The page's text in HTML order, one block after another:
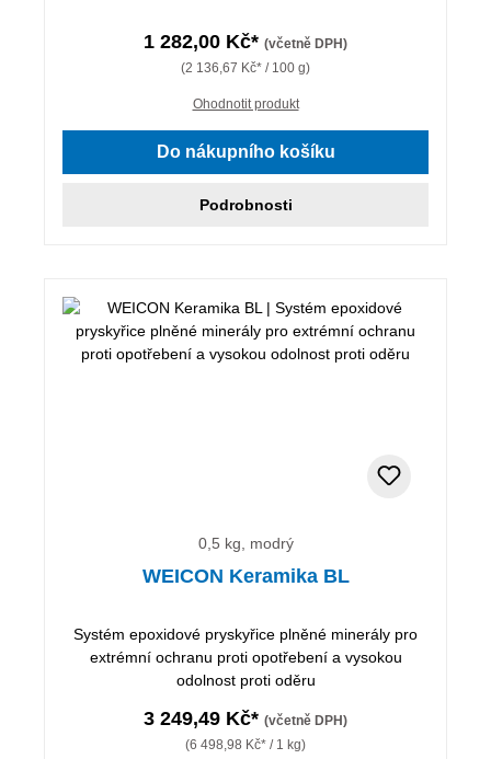
1 282,00 Kč* (včetně DPH)
(2 136,67 Kč* / 100 g)
Ohodnotit produkt
Do nákupního košíku
Podrobnosti
0,5 kg, modrý
WEICON Keramika BL
Systém epoxidové pryskyřice plněné minerály pro
extrémní ochranu proti opotřebení a vysokou
odolnost proti oděru
3 249,49 Kč* (včetně DPH)
(6 498,98 Kč* / 1 kg)